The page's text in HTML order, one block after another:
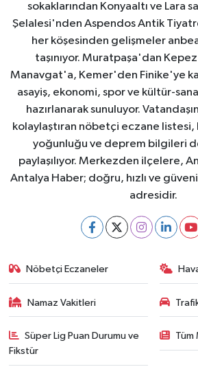
sokaklarından Konyaaltı ve Lara
Şelalesi'nden Aspendos Antik
her köşesinden gelişmeler
taşınıyor. Muratpaşa'dan
Manavgat'a, Kemer'den Finike'ye
asayiş, ekonomi, spor ve kültür-
hazırlanarak sunuluyor.
kolaylaştıran nöbetçi eczane
yoğunluğu ve deprem bilgileri
paylaşılıyor. Merkezden ilçelere,
Antalya Haber; doğru, hızlı ve
adresidir.
Nöbetçi Eczaneler
Namaz Vakitleri
Süper Lig Puan Durumu ve
Fikstür
Tüm